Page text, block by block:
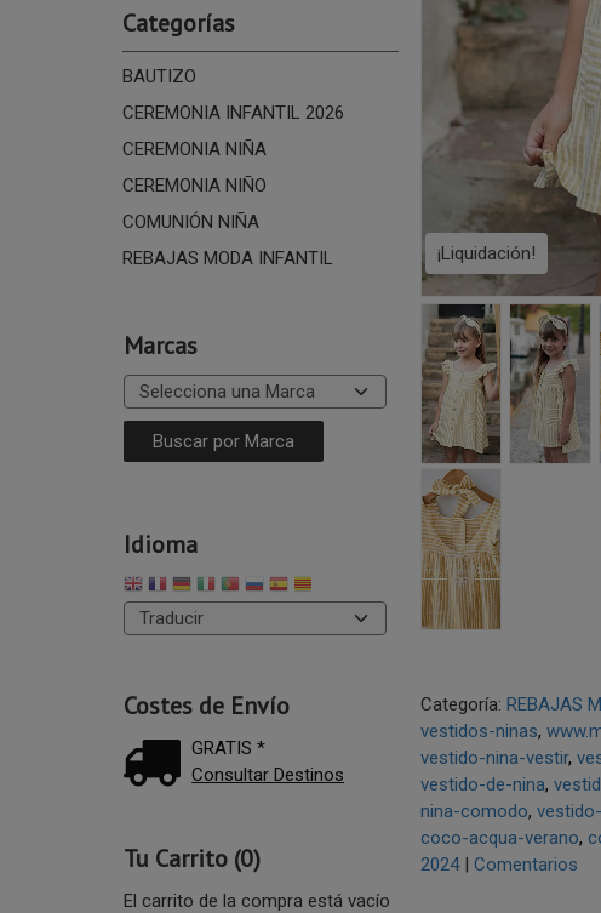
Categorías
BAUTIZO
CEREMONIA INFANTIL 2026
CEREMONIA NIÑA
CEREMONIA NIÑO
COMUNIÓN NIÑA
REBAJAS MODA INFANTIL
Marcas
Idioma
Costes de Envío
GRATIS *
Consultar Destinos
Tu Carrito (0)
El carrito de la compra está vacío
¡Liquidación!
Categoría: REBAJAS
vestidos-ninas
vestido-nina-vestir
vestido-de-nina
nina-comodo
coco-acqua-verano
2024 | Comentarios